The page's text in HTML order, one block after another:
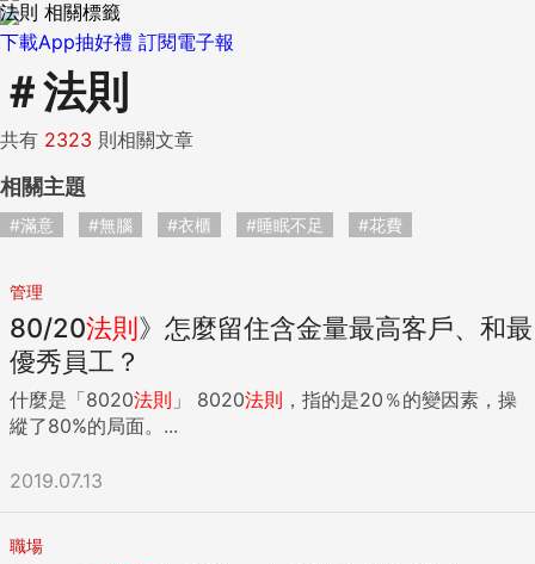
下載App抽好禮 訂閱電子報
法則 相關標籤
＃法則
共有 2323 則相關文章
相關主題
#滿意 #無腦 #衣櫃 #睡眠不足 #花費
管理
80/20法則》怎麼留住含金量最高客戶、和最
優秀員工？
什麼是「8020法則 」 8020法則 ，指的是20％的變因素，操
縱了80%的局面。...
2019.07.13
職場